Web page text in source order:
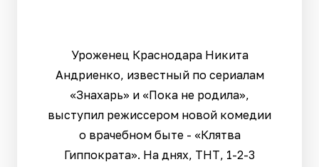
Уроженец Краснодара Никита
Андриенко, известный по сериалам
«Знахарь» и «Пока не родила»,
выступил режиссером новой комедии
о врачебном быте - «Клятва
Гиппократа». На днях, ТНТ, 1-2-3